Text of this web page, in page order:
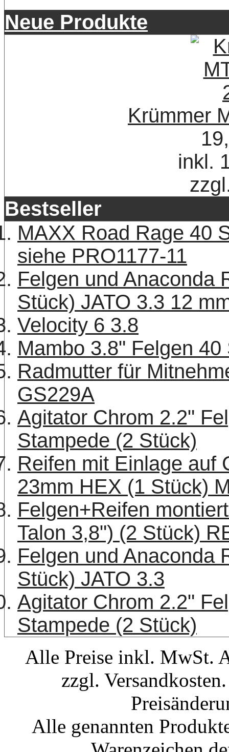
Neue Produkte
Krümmer
inkl.
Bestseller
MAXX Road Rage 40
siehe PRO1177-11
Felgen und Anaconda
Stück) JATO 3.3 12
Velocity 6 3.8
Mambo 3.8" Felgen
Radmutter für
GS229A
Agitator Chrom 2.2"
Stampede (2 Stück)
Reifen mit Einlage auf
23mm HEX (1 Stück)
Felgen+Reifen
Talon 3,8") (2 Stück)
Felgen und Anaconda
Stück) JATO 3.3
Agitator Chrom 2.2"
Stampede (2 Stück)
Alle Preise inkl. MwSt.
zzgl.
Alle genannten